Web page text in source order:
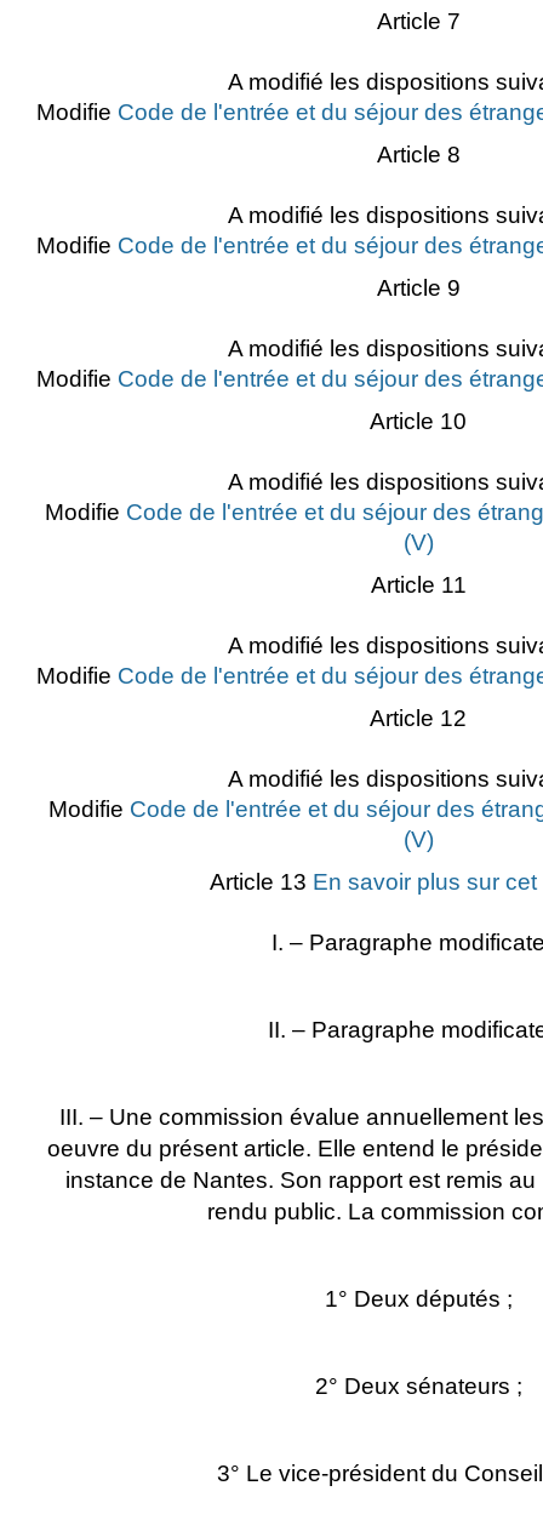
Article 7
A modifié les dispositions
Modifie Code de l'entrée et du séjour des
Article 8
A modifié les dispositions
Modifie Code de l'entrée et du séjour des
Article 9
A modifié les dispositions
Modifie Code de l'entrée et du séjour des
Article 10
A modifié les dispositions
Modifie Code de l'entrée et du séjour des
(V)
Article 11
A modifié les dispositions
Modifie Code de l'entrée et du séjour des
Article 12
A modifié les dispositions
Modifie Code de l'entrée et du séjour des
(V)
Article 13 En savoir plus sur
I. – Paragraphe
II. – Paragraphe
III. – Une commission évalue annuellement
oeuvre du présent article. Elle entend le
instance de Nantes. Son rapport est remis au
rendu public. La commission
1° Deux députés ;
2° Deux sénateurs ;
3° Le vice-président du